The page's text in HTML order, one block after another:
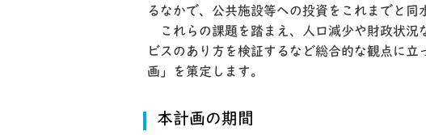
るなかで、公共施設等への投資をこれまでと同
これらの課題を踏まえ、人口減少や財政状況
ビスのあり方を検証するなど総合的な観点に
画」を策定します。
本計画の期間